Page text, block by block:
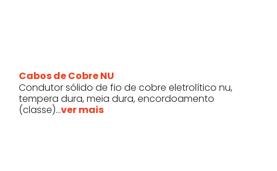
Cabos de Cobre NU
Condutor sólido de fio de cobre eletrolítico nu,
tempera dura, meia dura, encordoamento
(classe)...ver mais